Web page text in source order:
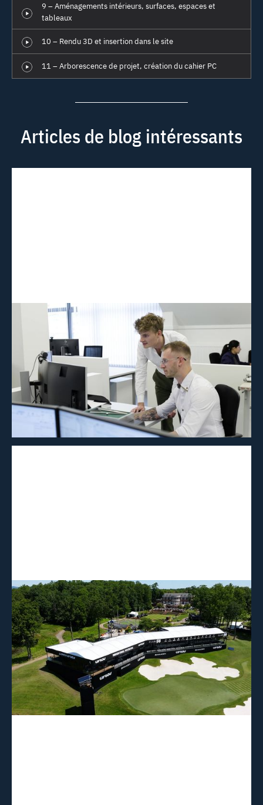
9 – Aménagements intérieurs, surfaces, espaces et
tableaux
10 – Rendu 3D et insertion dans le site
11 – Arborescence de projet, création du cahier PC
Articles de blog intéressants
Dessins 2D, modèles 3D et scripts sur
mesure : comment le cabinet
d'ingénierie Concreet by Studibo utilise
Vectorworks
En savoir plus →
Conception d'événements d'entreprise :
inspiration et tendances en 2026
En savoir plus →